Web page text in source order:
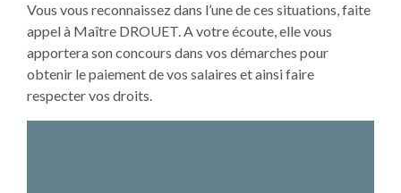
Vous vous reconnaissez dans l’une de ces situations, faite
appel à Maître DROUET. A votre écoute, elle vous
apportera son concours dans vos démarches pour
obtenir le paiement de vos salaires et ainsi faire
respecter vos droits.